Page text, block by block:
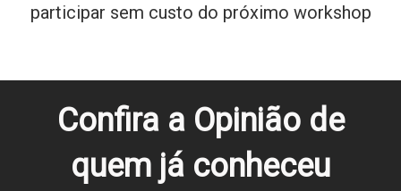
participar sem custo do próximo workshop
Confira a Opinião de
quem já conheceu